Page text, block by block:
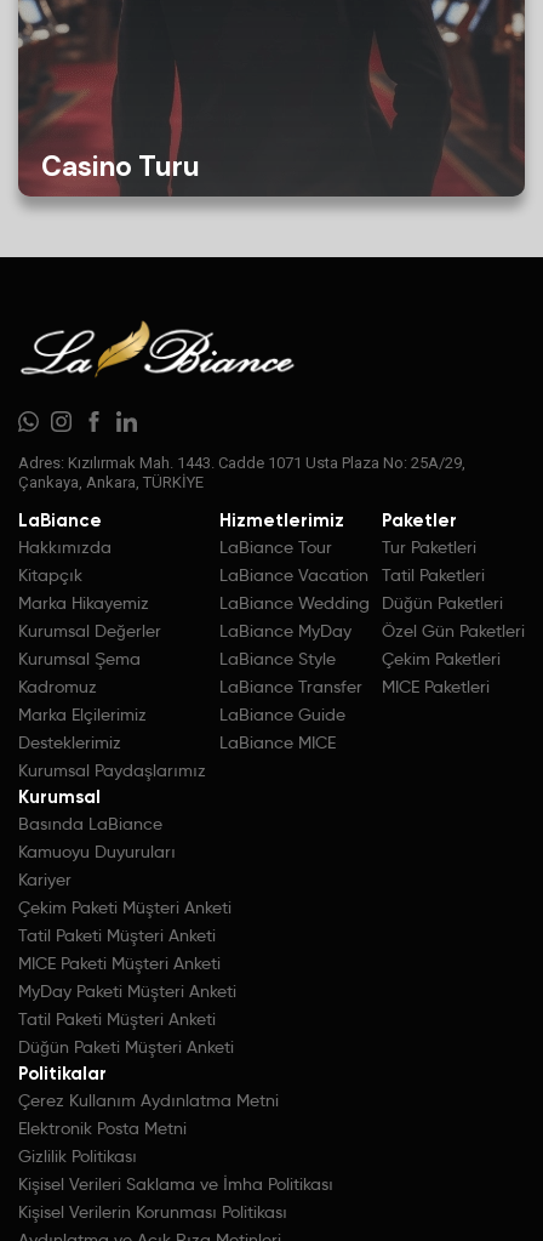
Casino Turu
Adres: Kızılırmak Mah. 1443. Cadde 1071 Usta Plaza No: 25A/29,
Çankaya, Ankara, TÜRKİYE
LaBiance
Hakkımızda
Kitapçık
Marka Hikayemiz
Kurumsal Değerler
Kurumsal Şema
Kadromuz
Marka Elçilerimiz
Desteklerimiz
Kurumsal Paydaşlarımız
Hizmetlerimiz
LaBiance Tour
LaBiance Vacation
LaBiance Wedding
LaBiance MyDay
LaBiance Style
LaBiance Transfer
LaBiance Guide
LaBiance MICE
Paketler
Tur Paketleri
Tatil Paketleri
Düğün Paketleri
Özel Gün Paketleri
Çekim Paketleri
MICE Paketleri
Kurumsal
Basında LaBiance
Kamuoyu Duyuruları
Kariyer
Çekim Paketi Müşteri Anketi
Tatil Paketi Müşteri Anketi
MICE Paketi Müşteri Anketi
MyDay Paketi Müşteri Anketi
Tatil Paketi Müşteri Anketi
Düğün Paketi Müşteri Anketi
Politikalar
Çerez Kullanım Aydınlatma Metni
Elektronik Posta Metni
Gizlilik Politikası
Kişisel Verileri Saklama ve İmha Politikası
Kişisel Verilerin Korunması Politikası